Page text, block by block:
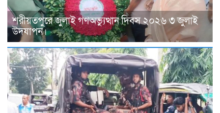
শরীয়তপুরে জুলাই গণঅভ্যুত্থান দিবস ২০২৬ ৩ জুলাই
উদযাপন।